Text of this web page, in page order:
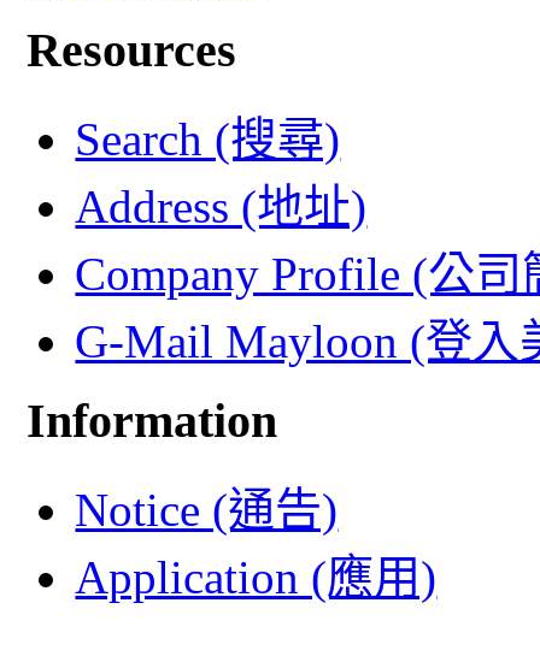
Resources
Search (搜尋)
Address (地址)
Company Profile (公司
G-Mail Mayloon (登入
Information
Notice (通告)
Application (應用)